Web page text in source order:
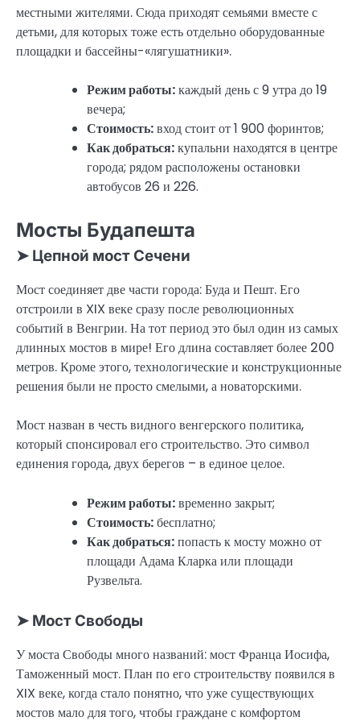
местными жителями. Сюда приходят семьями вместе с
детьми, для которых тоже есть отдельно оборудованные
площадки и бассейны-«лягушатники».
Режим работы:каждый день с 9 утра до 19
вечера;
Стоимость:вход стоит от 1 900 форинтов;
Как добраться:купальни находятся в центре
города; рядом расположены остановки
автобусов 26 и 226.
Мосты Будапешта
➤ Цепной мост Сечени
Мост соединяет две части города: Буда и Пешт. Его
отстроили в XIX веке сразу после революционных
событий в Венгрии. На тот период это был один из самых
длинных мостов в мире! Его длина составляет более 200
метров. Кроме этого, технологические и конструкционные
решения были не просто смелыми, а новаторскими.
Мост назван в честь видного венгерского политика,
который спонсировал его строительство. Это символ
единения города, двух берегов – в единое целое.
Режим работы:временно закрыт;
Стоимость:бесплатно;
Как добраться:попасть к мосту можно от
площади Адама Кларка или площади
Рузвельта.
➤ Мост Свободы
У моста Свободы много названий: мост Франца Иосифа,
Таможенный мост. План по его строительству появился в
XIX веке, когда стало понятно, что уже существующих
мостов мало для того, чтобы граждане с комфортом